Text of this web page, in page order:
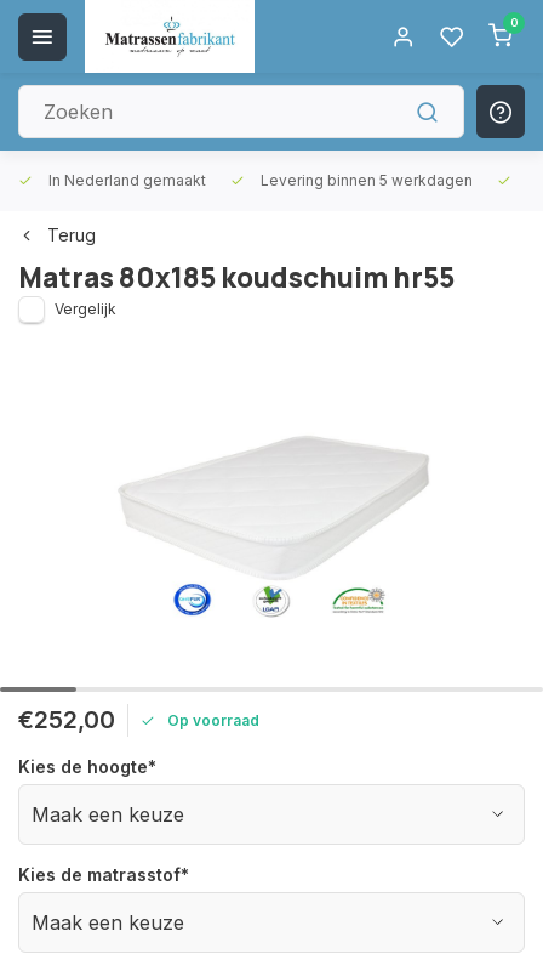
0
In Nederland gemaakt Levering binnen 5 werkdagen
Terug
Matras 80x185 koudschuim hr55
Vergelijk
€252,00 Op voorraad
Kies de hoogte*
Kies de matrasstof*